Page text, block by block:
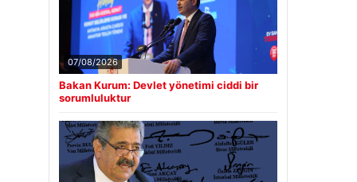
07/08/2026
Bakan Kurum: Devlet yönetimi ciddi bir
sorumluluktur